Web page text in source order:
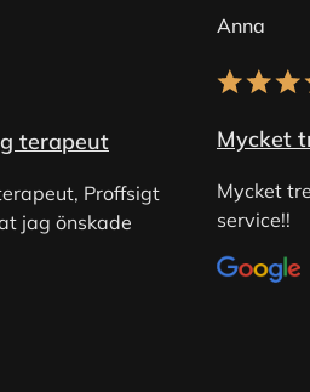
terapeut
Proffsigt
jag önskade
Anna
Mycket
Mycket
service!!